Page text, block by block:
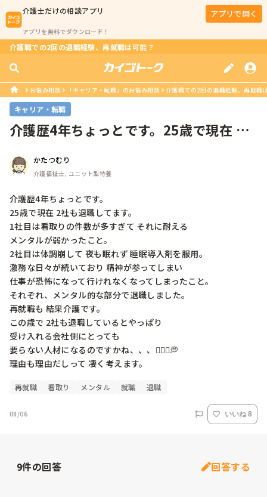
介護士だけの相談アプリ
アプリを無料でダウンロード！
アプリで開く
介護職での2回の退職経験、再就職は可能？
お悩み相談 「キャリア・転職」のお悩み相談 介護職での2回の退職経験、再就職
キャリア・転職
介護歴4年ちょっとです。25歳で現在 2社
かたつむり
介護福祉士, ユニット型特養
介護歴4年ちょっとです。
25歳で現在 2社も退職してます。
1社目は看取りの件数が多すぎて それに耐える
メンタルが弱かったこと。
2社目は体調崩して 夜も眠れず 睡眠導入剤を服用。
激務な日々が続いており 精神が参ってしまい
仕事が恐怖になって行けれなくなってしまったこと。
それぞれ、メンタル的な部分で退職しました。
再就職も 結果介護です。
この歳で 2社も退職しているとやっぱり
受け入れる会社側にとっても
要らない人材になるのですかね、、、🧎🏻‍♀️💭
理由も理由だしって 凄く考えます。
再就職 看取り メンタル 就職 退職
08/06 いいね 8
9件の回答 回答する